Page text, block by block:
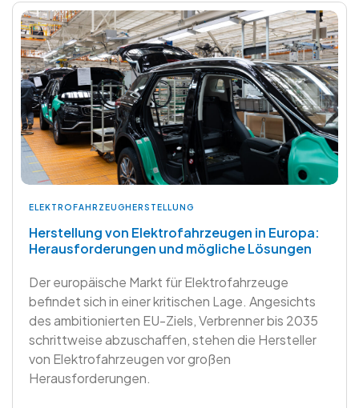
ELEKTROFAHRZEUGHERSTELLUNG
Herstellung von Elektrofahrzeugen in Europa:
Herausforderungen und mögliche Lösungen
Der europäische Markt für Elektrofahrzeuge
befindet sich in einer kritischen Lage. Angesichts
des ambitionierten EU-Ziels, Verbrenner bis 2035
schrittweise abzuschaffen, stehen die Hersteller
von Elektrofahrzeugen vor großen
Herausforderungen.